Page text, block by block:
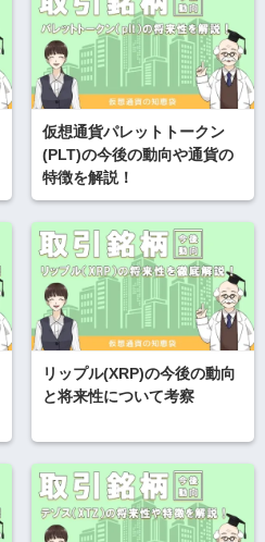
仮想通貨パレットトークン
(PLT)の今後の動向や通貨の
特徴を解説！
リップル(XRP)の今後の動向
と将来性について考察